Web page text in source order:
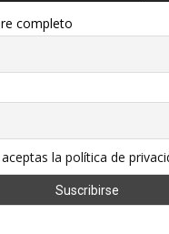
completo
la política de